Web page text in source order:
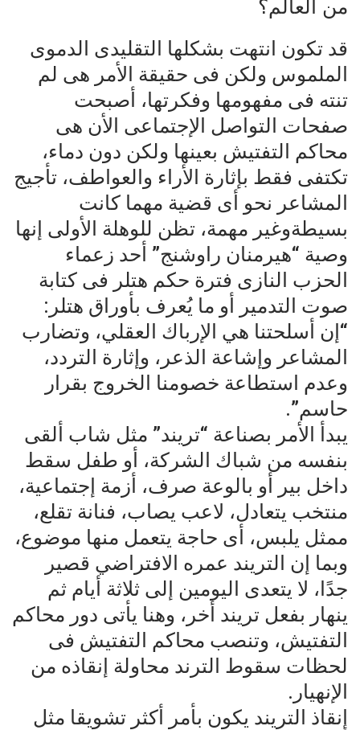
من العالم؟
قد تكون انتهت بشكلها التقليدى الدموى
الملموس ولكن فى حقيقة الأمر هى لم
تنته فى مفهومها وفكرتها، أصبحت
صفحات التواصل الإجتماعى الأن هى
محاكم التفتيش بعينها ولكن دون دماء،
تكتفى فقط بإثارة الأراء والعواطف، تأجيج
المشاعر نحو أى قضية مهما كانت
بسيطةوغير مهمة، تظن للوهلة الأولى إنها
وصية “هيرمنان راوشنج” أحد زعماء
الحزب النازى فترة حكم هتلر فى كتابة
صوت التدمير أو ما يُعرف بأوراق هتلر:
“إن أسلحتنا هي الإرباك العقلي، وتضارب
المشاعر وإشاعة الذعر، وإثارة التردد،
وعدم استطاعة خصومنا الخروج بقرار
حاسم”.
يبدأ الأمر بصناعة “تريند” مثل شاب ألقى
بنفسه من شباك الشركة، أو طفل سقط
داخل بير أو بالوعة صرف، أزمة إجتماعية،
منتخب يتعادل، لاعب يصاب، فنانة تقلع،
ممثل يلبس، أى حاجة يتعمل منها موضوع،
وبما إن التريند عمره الافتراضي قصير
جدًا، لا يتعدى اليومين إلى ثلاثة أيام ثم
ينهار بفعل تريند أخر، وهنا يأتى دور محاكم
التفتيش، وتنصب محاكم التفتيش فى
لحظات سقوط الترند محاولة إنقاذه من
الإنهيار.
إنقاذ التريند يكون بأمر أكثر تشويقا مثل